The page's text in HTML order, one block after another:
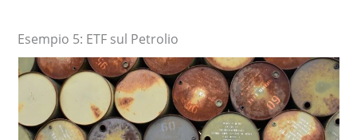
Esempio 5: ETF sul Petrolio